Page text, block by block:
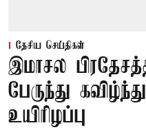
தேசிய செய்திகள்
இமாசல
பேருந்து
உயிரிழப்பு